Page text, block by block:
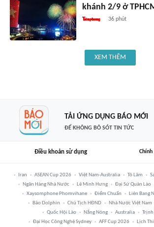
khánh 2/9 ở
36 phút
XEM THÊM
TẢI ỨNG DỤNG BÁO MỚI
ĐỂ KHÔNG BỎ SÓT TIN TỨC
Điều khoản sử dụng
Iran ASEAN Cup 2026 Việt Nam-Australia Tô Lâm
Ngân Hàng Nhà Nước
Lê Minh Hưng Đại Sứ Quán Lào
Xaysomphone Phomvihane
Điểm Chuẩn Liên Bang
Bão Dolphin
Chủ Tịch HĐND Nhà Nước Việt Nam
Quốc Hội Lào
Nắng Nóng Australia
Đại Học Công Nghệ Sydney
AFF Cup 2026 Lịch